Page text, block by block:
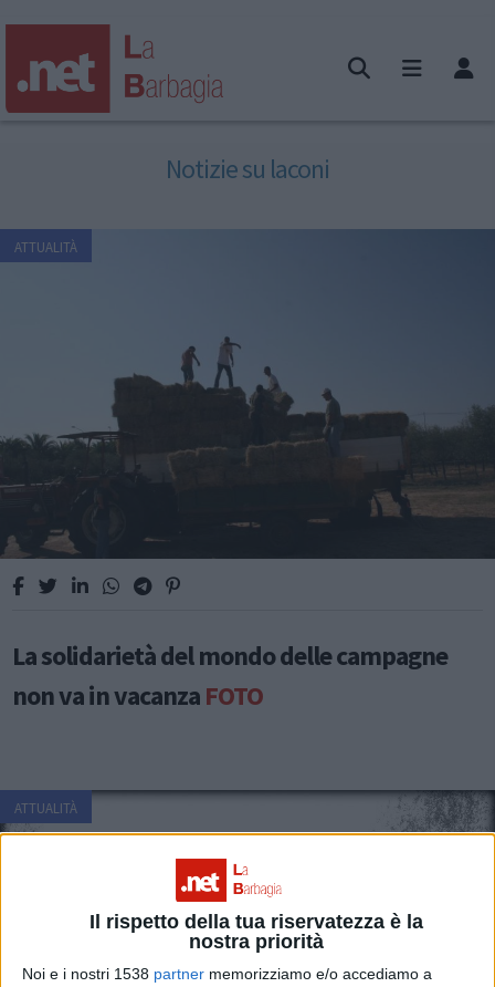
Il rispetto della tua riservatezza è la
nostra priorità
Noi e i nostri 1538 partner memorizziamo e/o accediamo a
Notizie su laconi
ATTUALITÀ
La solidarietà del mondo delle campagne
non va in vacanzaFOTO
ATTUALITÀ